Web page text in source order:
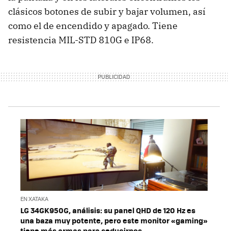
clásicos botones de subir y bajar volumen, así
como el de encendido y apagado. Tiene
resistencia MIL-STD 810G e IP68.
EN XATAKA
LG 34GK950G, análisis: su panel QHD de 120 Hz es
una baza muy potente, pero este monitor «gaming»